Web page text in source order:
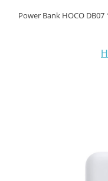
Power Bank HOCO